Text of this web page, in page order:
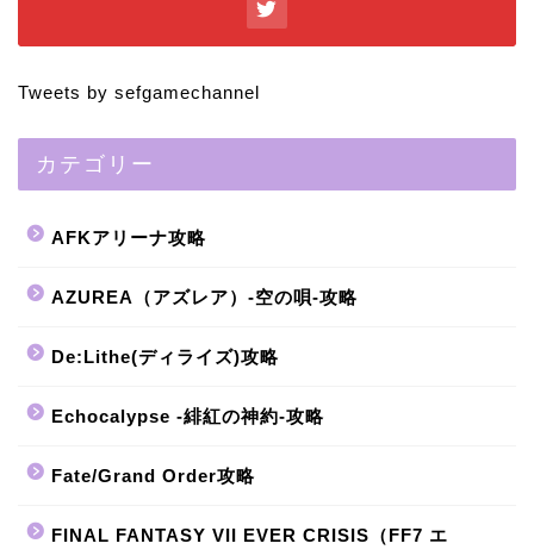
Tweets by sefgamechannel
カテゴリー
AFKアリーナ攻略
AZUREA（アズレア）-空の唄-攻略
De:Lithe(ディライズ)攻略
Echocalypse -緋紅の神約-攻略
Fate/Grand Order攻略
FINAL FANTASY VII EVER CRISIS（FF7 エ